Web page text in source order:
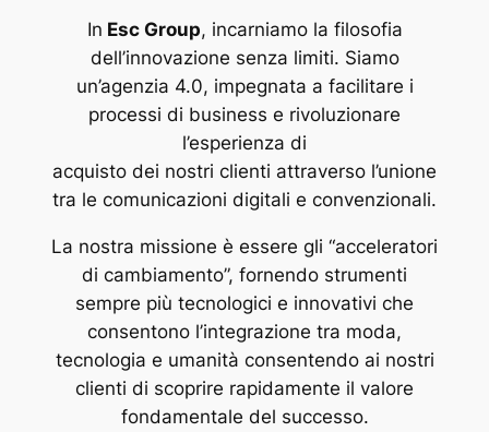
In Esc Group, incarniamo la filosofia
dell’innovazione senza limiti. Siamo
un’agenzia 4.0, impegnata a facilitare i
processi di business e rivoluzionare
l’esperienza di
acquisto dei nostri clienti attraverso l’unione
tra le comunicazioni digitali e convenzionali.
La nostra missione è essere gli “acceleratori
di cambiamento”, fornendo strumenti
sempre più tecnologici e innovativi che
consentono l’integrazione tra moda,
tecnologia e umanità consentendo ai nostri
clienti di scoprire rapidamente il valore
fondamentale del successo.